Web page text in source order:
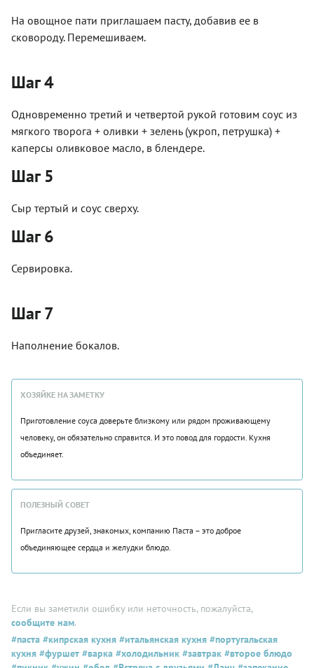
На овощное пати приглашаем пасту, добавив ее в
сковороду. Перемешиваем.
Шаг 4
Одновременно третий и четвертой рукой готовим соус из
мягкого творога + оливки + зелень (укроп, петрушка) +
каперсы оливковое масло, в блендере.
Шаг 5
Сыр тертый и соус сверху.
Шаг 6
Сервировка.
Шаг 7
Наполнение бокалов.
ХОЗЯЙКЕ НА ЗАМЕТКУ
Приготовление соуса доверьте близкому или рядом проживающему
человеку, он обязательно справится. И это повод для гордости. Кухня
объединяет.
ПОЛЕЗНЫЙ СОВЕТ
Пригласите друзей, знакомых, компанию Паста – это доброе
объединяющее сердца и желудки блюдо.
Если вы заметили ошибку или неточность, пожалуйста,
сообщите нам.
#паста #кипрская кухня #итальянская кухня #португальская
кухня #фуршет #варка #холодильник #завтрак #второе блюдо